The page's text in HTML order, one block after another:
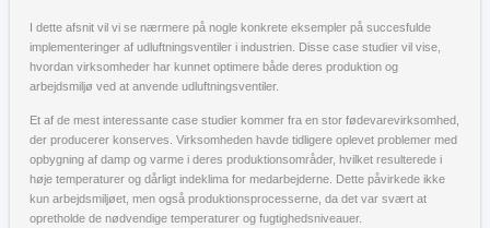
I dette afsnit vil vi se nærmere på nogle konkrete eksempler på succesfulde
implementeringer af udluftningsventiler i industrien. Disse case studier vil vise,
hvordan virksomheder har kunnet optimere både deres produktion og
arbejdsmiljø ved at anvende udluftningsventiler.
Et af de mest interessante case studier kommer fra en stor fødevarevirksomhed,
der producerer konserves. Virksomheden havde tidligere oplevet problemer med
opbygning af damp og varme i deres produktionsområder, hvilket resulterede i
høje temperaturer og dårligt indeklima for medarbejderne. Dette påvirkede ikke
kun arbejdsmiljøet, men også produktionsprocesserne, da det var svært at
opretholde de nødvendige temperaturer og fugtighedsniveauer.